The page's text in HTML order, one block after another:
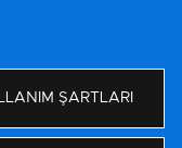
ŞARTLARI